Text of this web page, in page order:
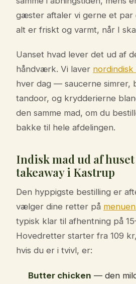
gæster aftaler vi gerne et par
alt er friskt og varmt, når I
Uanset hvad lever det ud af
håndværk. Vi laver
hver dag — saucerne simrer,
tandoor, og krydderierne
den samme mad, om du
bakke til hele afdelingen.
Indisk mad ud af
takeaway i Kastrup
Den hyppigste bestilling er
vælger dine retter på menuen
typisk klar til afhentning på
Hovedretter starter fra 109
hvis du er i tvivl, er:
Butter chicken — den